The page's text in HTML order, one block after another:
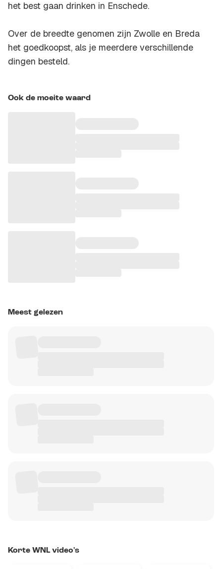
het best gaan drinken in Enschede.
Over de breedte genomen zijn Zwolle en Breda
het goedkoopst, als je meerdere verschillende
dingen besteld.
Ook de moeite waard
Meest gelezen
Korte WNL video's